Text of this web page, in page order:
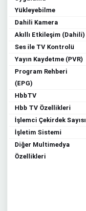
Yükleyebilme
Dahili Kamera
Akıllı Etkileşim (Dahili)
Ses ile TV Kontrolü
Yayın Kaydetme (PVR)
Program Rehberi
(EPG)
HbbTV
Hbb TV Özellikleri
İşlemci Çekirdek Sayısı
İşletim Sistemi
Diğer Multimedya
Özellikleri